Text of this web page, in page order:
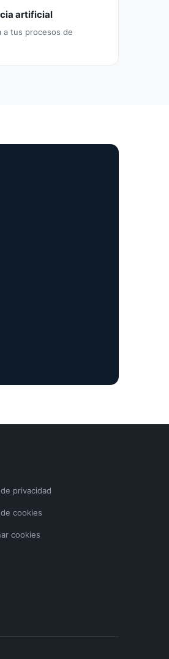
artificial
a tus procesos de
privacidad
cookies
cookies